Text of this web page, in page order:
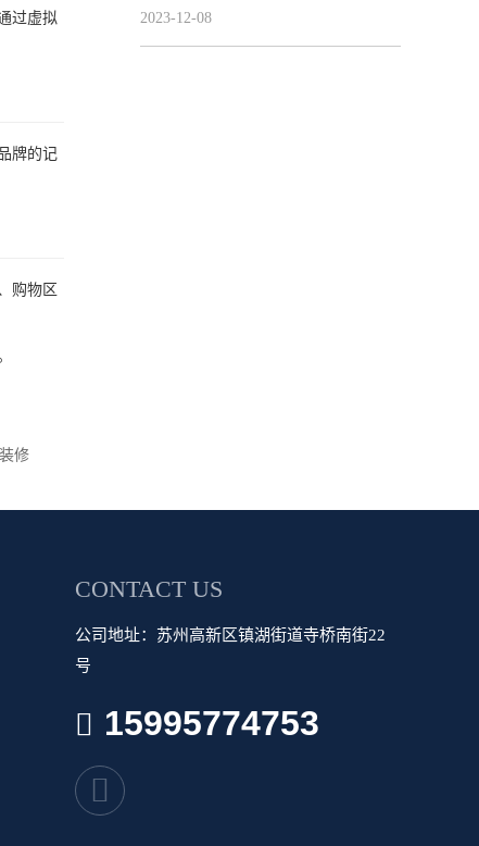
过虚拟
牌的记
购物区
修
2023-12-08
CONTACT US
公司地址：苏州高新区镇湖街道寺桥南街22
号
15995774753